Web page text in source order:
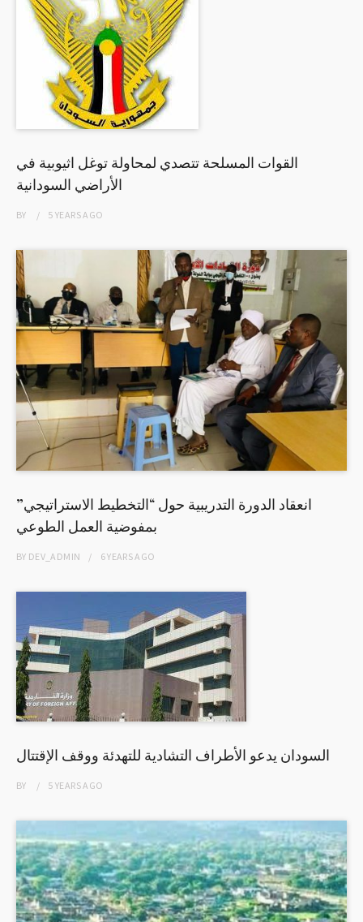
القوات المسلحة تتصدي لمحاولة توغل اثيوبية في
الأراضي السودانية
BY 5 YEARSAGO
انعقاد الدورة التدريبية حول “التخطيط الاستراتيجي”
بمفوضية العمل الطوعي
BY DEV_ADMIN 6 YEARSAGO
السودان يدعو الأطراف التشادية للتهدئة ووقف الإقتتال
BY 5 YEARSAGO